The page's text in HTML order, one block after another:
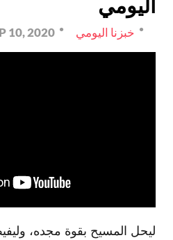
اليومي
خبزنا اليومي 10, 2020
ليحل المسيح بقوة مجده،